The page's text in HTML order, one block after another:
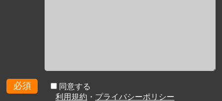
必須
同意する
利用規約 ・ プライバシーポリシー